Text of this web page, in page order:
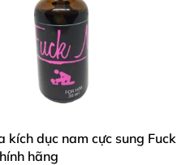
kích dục nam cực sung Fuck
hãng